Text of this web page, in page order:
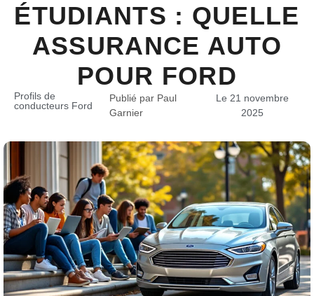
ÉTUDIANTS : QUELLE
ASSURANCE AUTO
POUR FORD
Profils de
conducteurs Ford
Publié par Paul
Garnier
Le 21 novembre
2025